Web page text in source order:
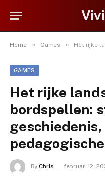
Home » Games » Het rijke landschap
GAMES
Het rijke
bordspellen:
By Chris februari 12,